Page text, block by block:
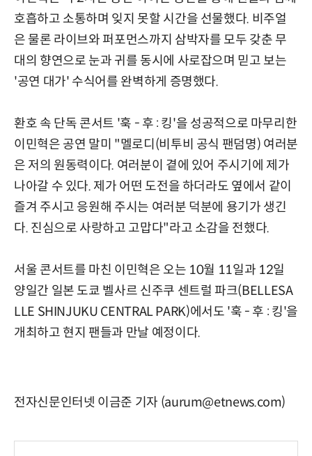
호흡하고 소통하며 잊지 못할 시간을 선물했다. 비주얼
은 물론 라이브와 퍼포먼스까지 삼박자를 모두 갖춘 무
대의 향연으로 눈과 귀를 동시에 사로잡으며 믿고 보는
'공연 대가' 수식어를 완벽하게 증명했다.
환호 속 단독 콘서트 '훅 - 후 : 킹'을 성공적으로 마무리한
이민혁은 공연 말미 "멜로디(비투비 공식 팬덤명) 여러분
은 저의 원동력이다. 여러분이 곁에 있어 주시기에 제가
나아갈 수 있다. 제가 어떤 도전을 하더라도 옆에서 같이
즐겨 주시고 응원해 주시는 여러분 덕분에 용기가 생긴
다. 진심으로 사랑하고 고맙다"라고 소감을 전했다.
서울 콘서트를 마친 이민혁은 오는 10월 11일과 12일
양일간 일본 도쿄 벨사르 신주쿠 센트럴 파크(BELLESA
LLE SHINJUKU CENTRAL PARK)에서도 '훅 - 후 : 킹'을
개최하고 현지 팬들과 만날 예정이다.
전자신문인터넷 이금준 기자 (aurum@etnews.com)